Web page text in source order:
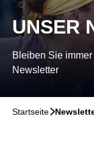
UNSER
Bleiben Sie
Newsletter
Startseite􀆊